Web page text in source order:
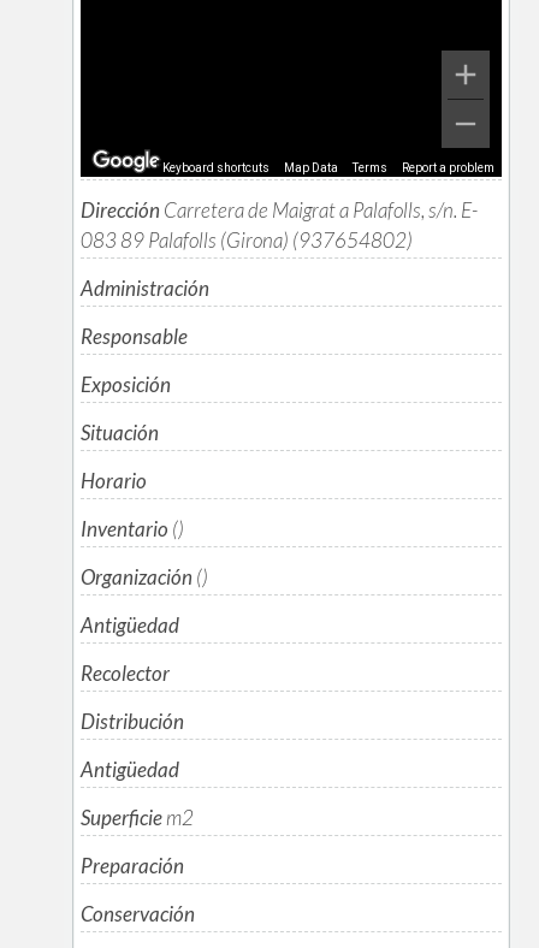
Keyboard shortcuts Map Data Terms Report a problem
Dirección Carretera de Maigrat a Palafolls, s/n. E-
083 89 Palafolls (Girona) (937654802)
Administración
Responsable
Exposición
Situación
Horario
Inventario ()
Organización ()
Antigüedad
Recolector
Distribución
Antigüedad
Superficiem2
Preparación
Conservación